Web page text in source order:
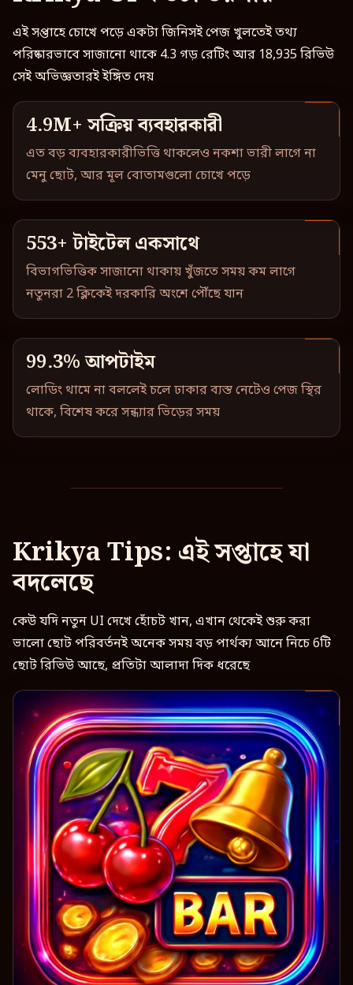
এই সপ্তাহে চোখে পড়ে একটা জিনিসই পেজ খুলতেই তথ্য
পরিষ্কারভাবে সাজানো থাকে 4.3 গড় রেটিং আর 18,935 রিভিউ
সেই অভিজ্ঞতারই ইঙ্গিত দেয়
4.9M+ সক্রিয় ব্যবহারকারী
এত বড় ব্যবহারকারীভিত্তি থাকলেও নকশা ভারী লাগে না
মেনু ছোট, আর মূল বোতামগুলো চোখে পড়ে
553+ টাইটেল একসাথে
বিভাগভিত্তিক সাজানো থাকায় খুঁজতে সময় কম লাগে
নতুনরা 2 ক্লিকেই দরকারি অংশে পৌঁছে যান
99.3% আপটাইম
লোডিং থামে না বললেই চলে ঢাকার ব্যস্ত নেটেও পেজ স্থির
থাকে, বিশেষ করে সন্ধ্যার ভিড়ের সময়
Krikya Tips: এই সপ্তাহে যা
বদলেছে
কেউ যদি নতুন UI দেখে হোঁচট খান, এখান থেকেই শুরু করা
ভালো ছোট পরিবর্তনই অনেক সময় বড় পার্থক্য আনে নিচে 6টি
ছোট রিভিউ আছে, প্রতিটা আলাদা দিক ধরেছে